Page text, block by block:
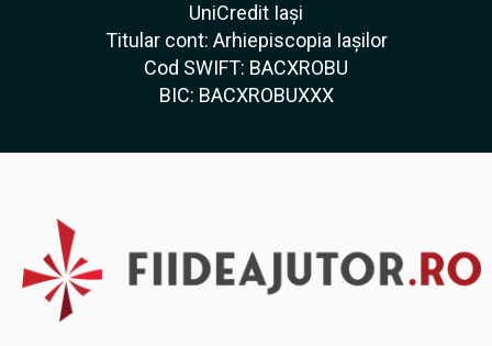
UniCredit Iași
Titular cont: Arhiepiscopia Iașilor
Cod SWIFT: BACXROBU
BIC: BACXROBUXXX